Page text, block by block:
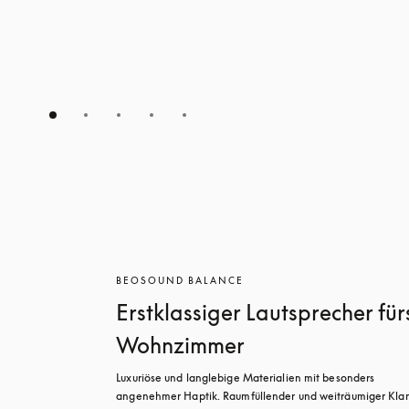
BEOSOUND BALANCE
Erstklassiger Lautsprecher
Wohnzimmer
Luxuriöse und langlebige Materialien mit besonders
angenehmer Haptik. Raumfüllender und weiträumiger